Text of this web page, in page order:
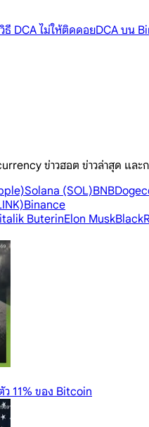
วิธี DCA ไม่ให้ติดดอยDCA บน
ข่าวฮอต ข่าวล่าสุด และก
Solana (SOL)BNB
Binance
ButerinElon Musk
11% ของ Bitcoin